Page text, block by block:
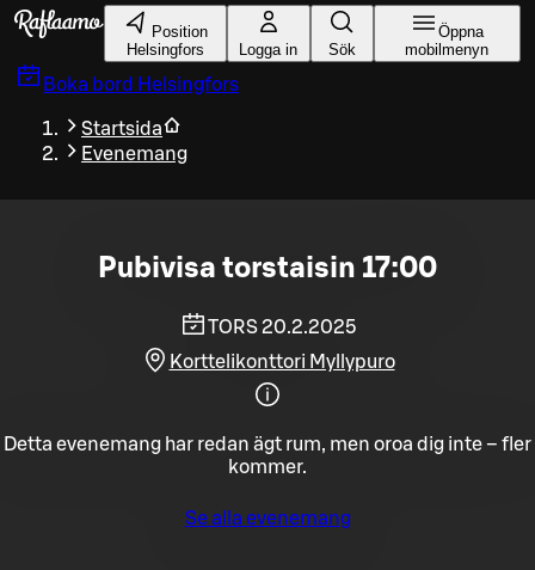
Gå till huvudinnehållet
Position
Helsingfors
Logga in Sök
Öppna
mobilmenyn
Boka bord Helsingfors
Startsida
Evenemang
Pubivisa torstaisin 17:00
TORS 20.2.2025
Korttelikonttori Myllypuro
Detta evenemang har redan ägt rum, men oroa dig inte – fler
kommer.
Se alla evenemang